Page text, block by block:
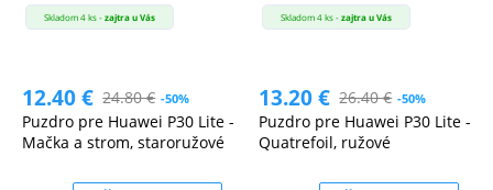
Skladom 4 ks -zajtra u Vás
12.40€ 24.80€ -50%
Puzdro pre Huawei P30 Lite -
Mačka a strom, staroružové
Skladom 4 ks -zajtra u Vás
13.20€ 26.40€ -50%
Puzdro pre Huawei P30 Lite -
Quatrefoil, ružové